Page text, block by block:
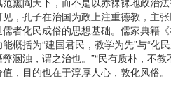
，孔子在治国为政上注重德教，主
者化民成俗的思想基础。儒家典籍
概括为“建国君民，教学为先”与“化
溷浊，谓之治也。”“民有质朴，不
，目的也在于淳厚人心，敦化风俗。